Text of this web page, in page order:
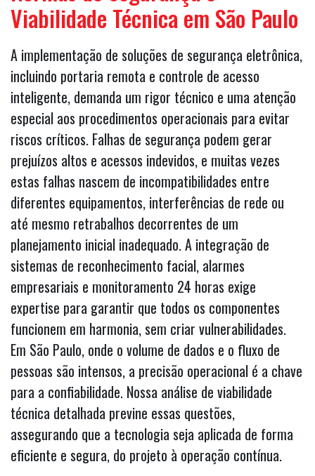
Viabilidade Técnica em São Paulo
A implementação de soluções de segurança eletrônica,
incluindo portaria remota e controle de acesso
inteligente, demanda um rigor técnico e uma atenção
especial aos procedimentos operacionais para evitar
riscos críticos. Falhas de segurança podem gerar
prejuízos altos e acessos indevidos, e muitas vezes
estas falhas nascem de incompatibilidades entre
diferentes equipamentos, interferências de rede ou
até mesmo retrabalhos decorrentes de um
planejamento inicial inadequado. A integração de
sistemas de reconhecimento facial, alarmes
empresariais e monitoramento 24 horas exige
expertise para garantir que todos os componentes
funcionem em harmonia, sem criar vulnerabilidades.
Em São Paulo, onde o volume de dados e o fluxo de
pessoas são intensos, a precisão operacional é a chave
para a confiabilidade. Nossa análise de viabilidade
técnica detalhada previne essas questões,
assegurando que a tecnologia seja aplicada de forma
eficiente e segura, do projeto à operação contínua.